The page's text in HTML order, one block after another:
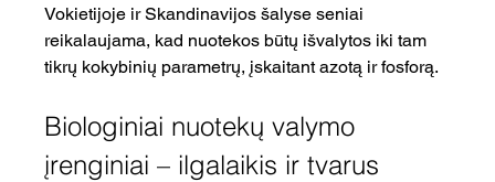
Vokietijoje ir Skandinavijos šalyse seniai
reikalaujama, kad nuotekos būtų išvalytos iki tam
tikrų kokybinių parametrų, įskaitant azotą ir fosforą.
Biologiniai nuotekų valymo
įrenginiai – ilgalaikis ir tvarus